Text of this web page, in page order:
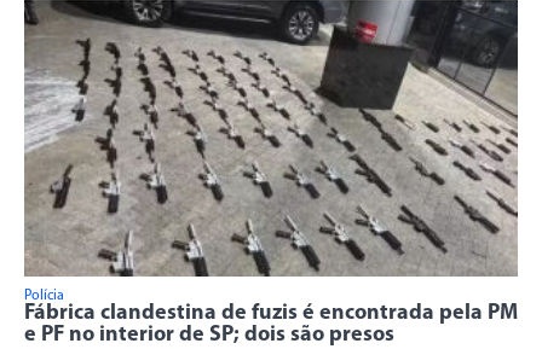
Polícia
Fábrica clandestina de fuzis é encontrada pela PM
e PF no interior de SP; dois são presos